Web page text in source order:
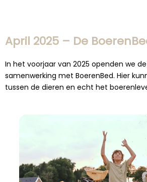
April 2025 – De
In het voorjaar van 2025 openden we
samenwerking met BoerenBed. Hier
tussen de dieren en echt het